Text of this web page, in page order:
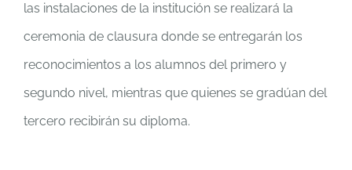
las instalaciones de la institución se realizará la
ceremonia de clausura donde se entregarán los
reconocimientos a los alumnos del primero y
segundo nivel, mientras que quienes se gradúan del
tercero recibirán su diploma.